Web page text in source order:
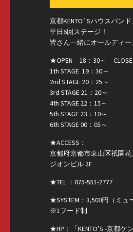
京都KENTO`Sハウスバン
平日6回ステージ！
皆さん一緒にオールディ
★OPEN 18：30～
1th STAGE 19：30～
2nd STAGE 20：25～
3rd STAGE 21：20～
4th STAGE 22：15～
5th STAGE 23：10～
6th STAGE 00：05～
★ACCESS：
京都府京都市東山区祇園
ジオンビル 2F
★TEL ：075-551-2777
★SYSTEM：3,500円（ミュ
※1フード制
★HP：「KENTO’S -京都ケ